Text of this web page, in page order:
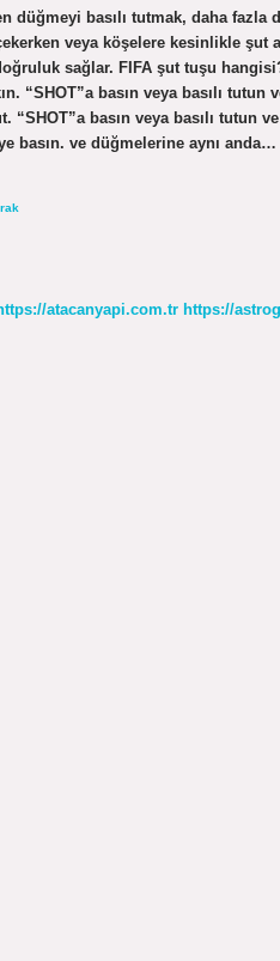
düğmeyi basılı tutmak, daha
veya köşelere kesinlikle
sağlar. FIFA şut tuşu
“SHOT”a basın veya basılı tutun
“SHOT”a basın veya basılı tutun
basın. ve düğmelerine aynı anda…
atacanyapi.com.tr https://